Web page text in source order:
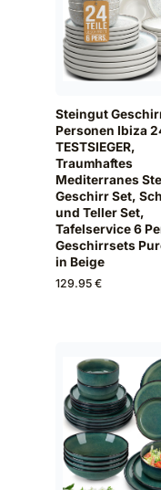
Steingut
Personen Ibiza
TESTSIEGER,
Traumhaftes
Mediterranes
Geschirr Set,
und Teller Set,
Tafelservice 6
Geschirrsets
in Beige
129.95 €